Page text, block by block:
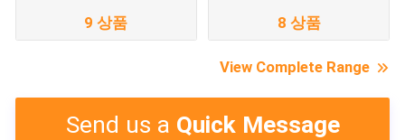
9 상품 8 상품
View Complete Range
Send us a Quick Message